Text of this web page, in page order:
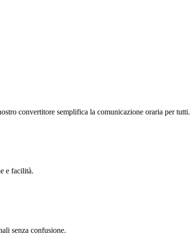
convertitore semplifica la comunicazione oraria per tutti.
e facilità.
senza confusione.